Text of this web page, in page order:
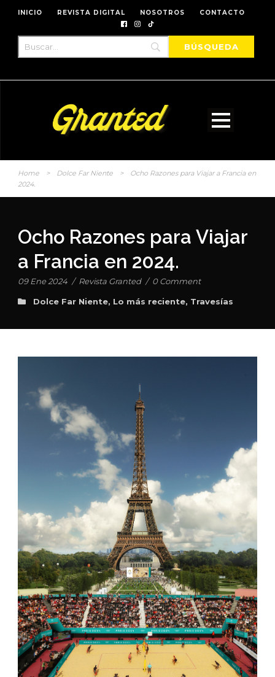
INICIO REVISTA DIGITAL NOSOTROS CONTACTO
Home > Dolce Far Niente >
Ocho Razones para Viajar a Francia en
2024.
Ocho Razones para Viajar
a Francia en 2024.
09 Ene 2024 / Revista Granted / 0 Comment
Dolce Far Niente, Lo más reciente, Travesías